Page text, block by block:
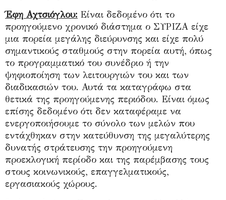
Έφη Αχτσιόγλου: Είναι δεδομένο ότι το
προηγούμενο χρονικό διάστημα ο ΣΥΡΙΖΑ είχε
μια πορεία μεγάλης διεύρυνσης και είχε πολύ
σημαντικούς σταθμούς στην πορεία αυτή, όπως
το προγραμματικό του συνέδριο ή την
ψηφιοποίηση των λειτουργιών του και των
διαδικασιών του. Αυτά τα καταγράφω στα
θετικά της προηγούμενης περιόδου. Είναι όμως
επίσης δεδομένο ότι δεν καταφέραμε να
ενεργοποιήσουμε το σύνολο των μελών που
εντάχθηκαν στην κατεύθυνση της μεγαλύτερης
δυνατής στράτευσης την προηγούμενη
προεκλογική περίοδο και της παρέμβασης τους
στους κοινωνικούς, επαγγελματικούς,
εργασιακούς χώρους.